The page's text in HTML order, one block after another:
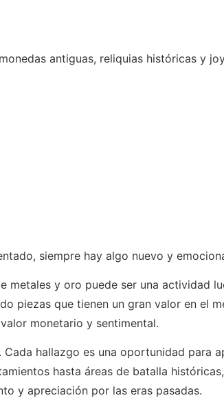
antiguas, reliquias históricas y
siempre hay algo nuevo y
y oro puede ser una actividad
piezas que tienen un gran valor en el
monetario y sentimental.
hallazgo es una oportunidad para
hasta áreas de batalla
y apreciación por las eras pasadas.